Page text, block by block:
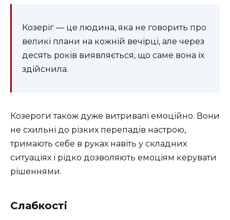
Козеріг — це людина, яка не говорить про
великі плани на кожній вечірці, але через
десять років виявляється, що саме вона їх
здійснила.
Козероги також дуже витривалі емоційно. Вони
не схильні до різких перепадів настрою,
тримають себе в руках навіть у складних
ситуаціях і рідко дозволяють емоціям керувати
рішеннями.
Слабкості